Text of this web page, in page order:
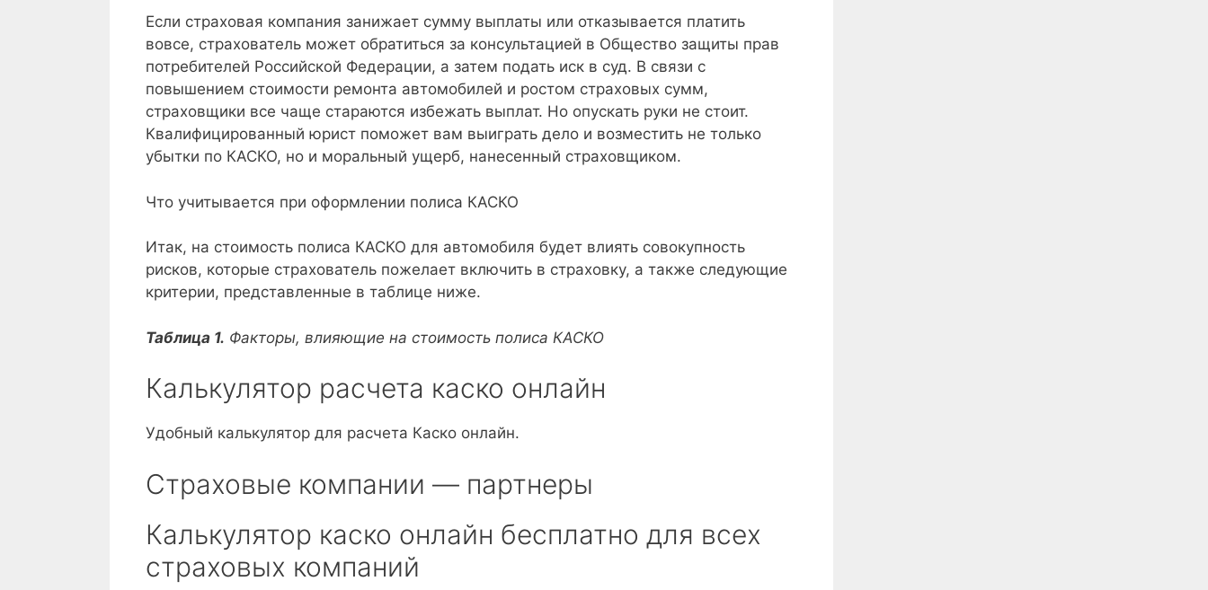
Если страховая компания занижает сумму выплаты или отказывается платить
вовсе, страхователь может обратиться за консультацией в Общество защиты прав
потребителей Российской Федерации, а затем подать иск в суд. В связи с
повышением стоимости ремонта автомобилей и ростом страховых сумм,
страховщики все чаще стараются избежать выплат. Но опускать руки не стоит.
Квалифицированный юрист поможет вам выиграть дело и возместить не только
убытки по КАСКО, но и моральный ущерб, нанесенный страховщиком.
Что учитывается при оформлении полиса КАСКО
Итак, на стоимость полиса КАСКО для автомобиля будет влиять совокупность
рисков, которые страхователь пожелает включить в страховку, а также следующие
критерии, представленные в таблице ниже.
Таблица 1. Факторы, влияющие на стоимость полиса КАСКО
Калькулятор расчета каско онлайн
Удобный калькулятор для расчета Каско онлайн.
Страховые компании — партнеры
Калькулятор каско онлайн бесплатно для всех
страховых компаний​